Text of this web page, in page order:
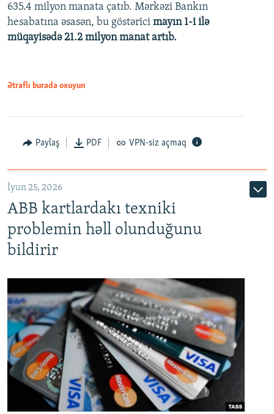
Auto 240p 360p 480p
720p 1080p
720p
635.4 milyon manata çatıb. Mərkəzi Bankın
hesabatına əsasən, bu göstərici mayın 1-i ilə
müqayisədə 21.2 milyon manat artıb.
Ətraflı burada oxuyun
Paylaş PDF VPN-siz açmaq
İyun 25, 2026
ABB kartlardakı texniki
problemin həll olunduğunu
bildirir